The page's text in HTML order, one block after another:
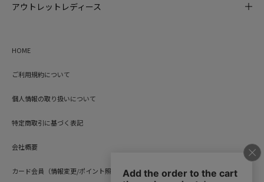
アウトレットレディース
HOME
ご利用規約について
個人情報の取り扱いについて
特定商取引に基づく表記
会社概要
カード会員（情報変更/ポイント照会）